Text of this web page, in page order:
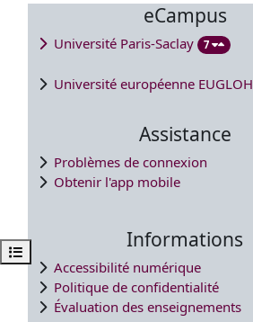
Ouvrir l’index du cours
eCampus
Université Paris-Saclay 7
Université européenne EUGLOH
Assistance
Problèmes de connexion
Obtenir l'app mobile
Informations
Accessibilité numérique
Politique de confidentialité
Évaluation des enseignements